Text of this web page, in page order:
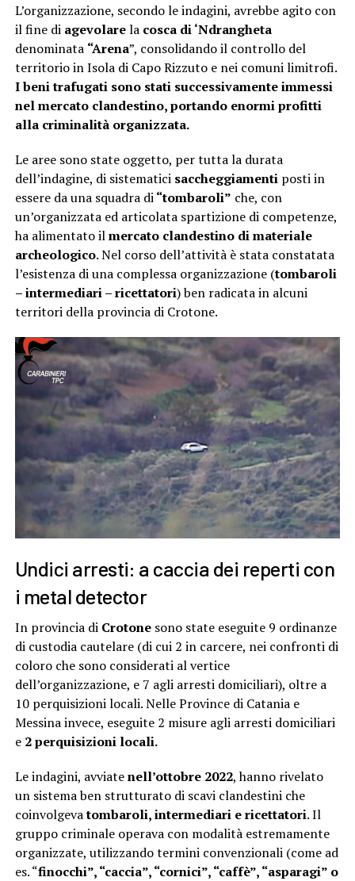
L’organizzazione, secondo le indagini, avrebbe agito con
il fine di agevolarela cosca di ‘Ndrangheta
denominata “Arena”, consolidando il controllo del
territorio in Isola di Capo Rizzuto e nei comuni limitrofi.
I beni trafugati sono stati successivamente immessi
nel mercato clandestino, portando enormi profitti
alla criminalità organizzata.
Le aree sono state oggetto, per tutta la durata
dell’indagine, di sistematici saccheggiamentiposti in
essere da una squadra di“tombaroli” che, con
un’organizzata ed articolata spartizione di competenze,
ha alimentato ilmercato clandestino di materiale
archeologico. Nel corso dell’attività è stata constatata
l’esistenza di una complessa organizzazione (tombaroli
– intermediari – ricettatori) ben radicata in alcuni
territori della provincia di Crotone.
Undici arresti: a caccia dei reperti con
i metal detector
In provincia di Crotonesono state eseguite 9 ordinanze
di custodia cautelare (di cui 2 in carcere, nei confronti di
coloro che sono considerati al vertice
dell’organizzazione, e 7 agli arresti domiciliari), oltre a
10 perquisizioni locali. Nelle Province di Catania e
Messina invece, eseguite 2 misure agli arresti domiciliari
e2 perquisizioni locali.
Le indagini, avviatenell’ottobre 2022, hanno rivelato
un sistema ben strutturato di scavi clandestini che
coinvolgevatombaroli, intermediari e ricettatori. Il
gruppo criminale operava con modalità estremamente
organizzate, utilizzando termini convenzionali (come ad
es. “finocchi”, “caccia”, “cornici”, “caffè”, “asparagi” o